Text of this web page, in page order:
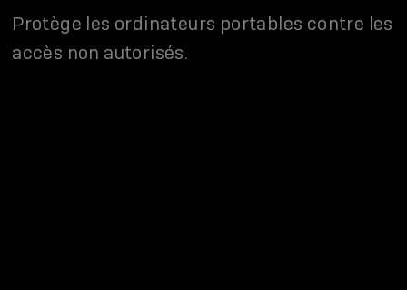
Protège les ordinateurs portables contre les
accès non autorisés.